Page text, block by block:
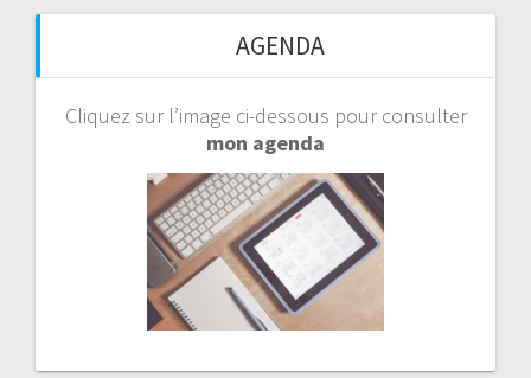
AGENDA
Cliquez sur l’image ci-dessous pour consulter
mon agenda